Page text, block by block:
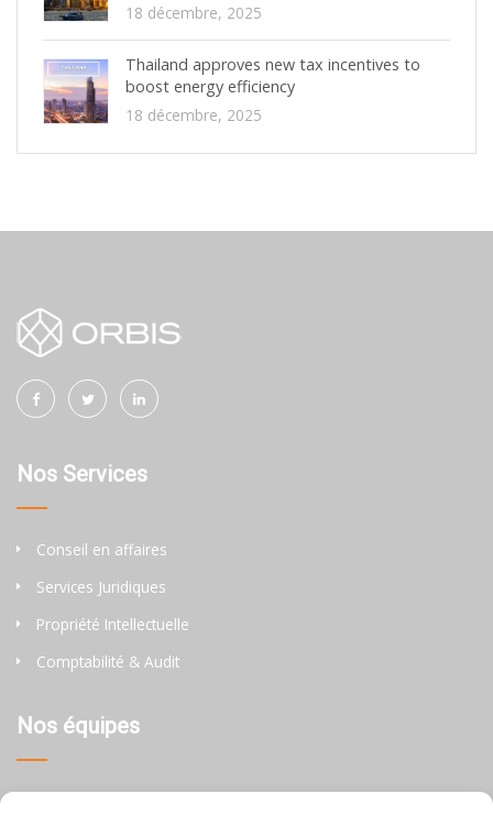
18 décembre, 2025
Thailand approves new tax incentives to
boost energy efficiency
18 décembre, 2025
Nos Services
Conseil en affaires
Services Juridiques
Propriété Intellectuelle
Comptabilité & Audit
Nos équipes